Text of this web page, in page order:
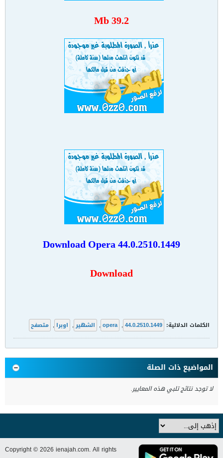
39.2 Mb
Download Opera 44.0.2510.1449
Download
الكلمات الدلالية: 44.0.2510.1449
,
opera
, الشهير , اوبرا , متصفح
المواضيع ذات الصلة
لا توجد نتائج تلبي هذه المعايير.
Copyright © 2026 ienajah.com. All rights